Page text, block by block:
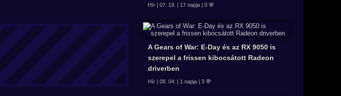
Hír | 07. 19. | 17 napja | 0 💬
A Gears of War: E-Day és az RX 9050 is
szerepel a frissen kibocsátott Radeon
driverben
Hír | 08. 04. | 1 napja | 3 💬